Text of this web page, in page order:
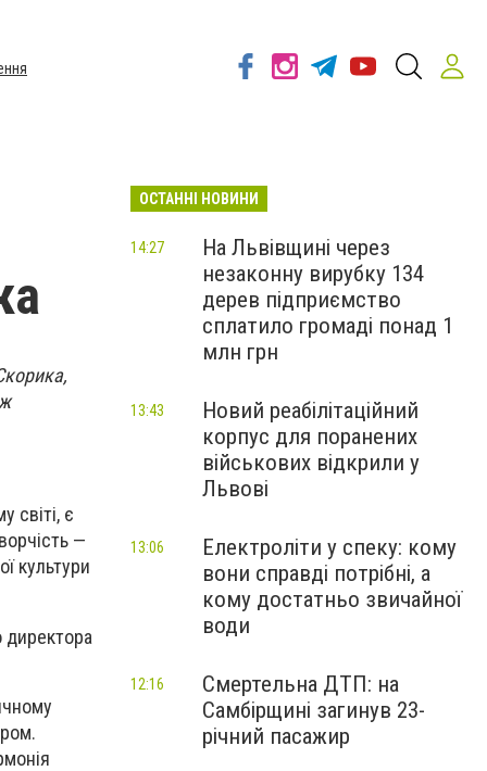
світі, є
—
культури
директора
ОСТАННІ НОВИНИ
На Львівщині через
незаконну вирубку 134
дерев підприємство
сплатило громаді понад 1
млн грн
14:27
Новий реабілітаційний
корпус для поранених
військових відкрили у
Львові
13:43
Електроліти у спеку: кому
вони справді потрібні, а
кому достатньо звичайної
води
13:06
Смертельна ДТП: на
Самбірщині загинув 23-
річний пасажир
12:16